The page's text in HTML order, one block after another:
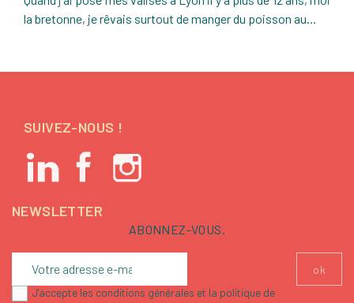
la bretonne, je rêvais surtout de manger du poisson au...
SUIVEZ-NOUS !
NEWSLETTER
ABONNEZ-VOUS.
J'accepte les conditions générales et la politique de